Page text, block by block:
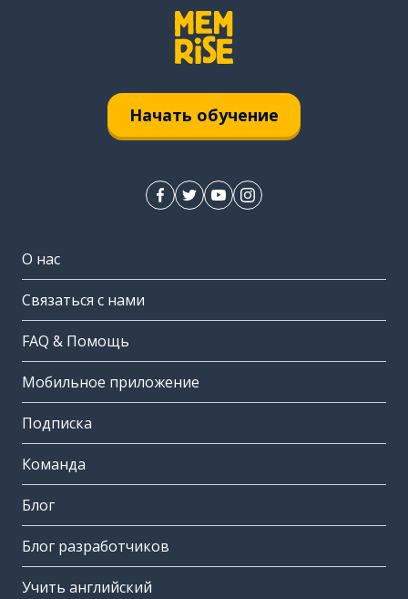
Начать обучение
О нас
Связаться с нами
FAQ & Помощь
Мобильное приложение
Подписка
Команда
Блог
Блог разработчиков
Учить английский